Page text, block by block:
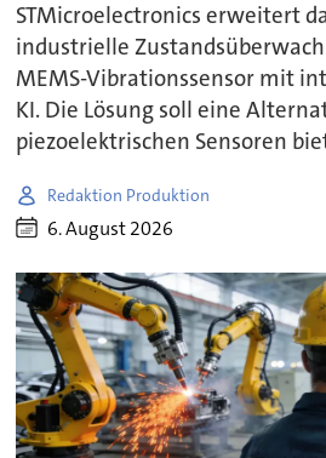
STMicroelectronics erweitert
industrielle
MEMS-Vibrationssensor mit
KI. Die Lösung soll eine
piezoelektrischen Sensoren
Redaktion Produktion
6. August 2026